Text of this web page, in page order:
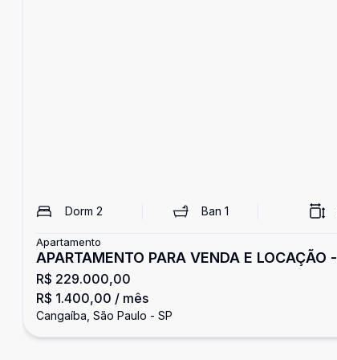
Dorm 2 Ban 1
Apartamento
APARTAMENTO PARA VENDA E LOCAÇÃO -
CANGAÍBA
R$ 229.000,00
R$ 1.400,00 / mês
Cangaíba, São Paulo - SP